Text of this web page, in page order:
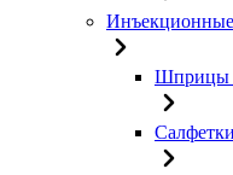
Инъекционные
Шприцы